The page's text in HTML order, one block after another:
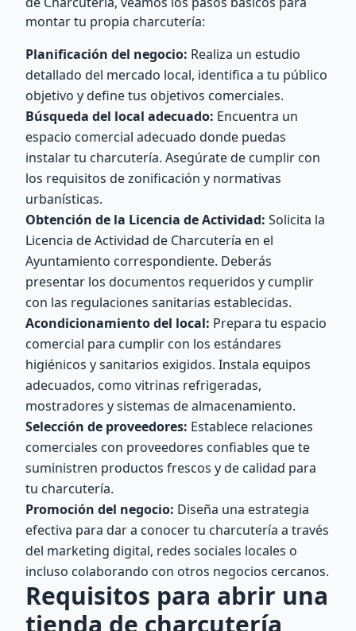
montar tu propia charcutería:
Planificación del negocio: Realiza un estudio
detallado del mercado local, identifica a tu público
objetivo y define tus objetivos comerciales.
Búsqueda del local adecuado: Encuentra un
espacio comercial adecuado donde puedas
instalar tu charcutería. Asegúrate de cumplir con
los requisitos de zonificación y normativas
urbanísticas.
Obtención de la Licencia de Actividad: Solicita la
Licencia de Actividad de Charcutería en el
Ayuntamiento correspondiente. Deberás
presentar los documentos requeridos y cumplir
con las regulaciones sanitarias establecidas.
Acondicionamiento del local: Prepara tu espacio
comercial para cumplir con los estándares
higiénicos y sanitarios exigidos. Instala equipos
adecuados, como vitrinas refrigeradas,
mostradores y sistemas de almacenamiento.
Selección de proveedores: Establece relaciones
comerciales con proveedores confiables que te
suministren productos frescos y de calidad para
tu charcutería.
Promoción del negocio: Diseña una estrategia
efectiva para dar a conocer tu charcutería a través
del marketing digital, redes sociales locales o
incluso colaborando con otros negocios cercanos.
Requisitos para abrir una
tienda de charcutería